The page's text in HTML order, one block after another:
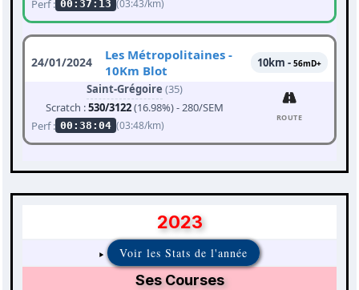
Perf : 00:37:13 (03:43/km)
24/01/2024
Les Métropolitaines -
10Km Blot
10km - 56mD+
Saint-Grégoire (35)
Scratch :530/3122(16.98%) - 280/SEM
Perf : 00:38:04 (03:48/km)
ROUTE
2023
Voir les Stats de l'année
Ses Courses